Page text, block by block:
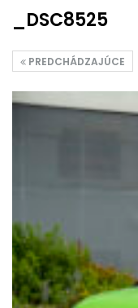
_DSC8525
PREDCHÁDZAJÚCE